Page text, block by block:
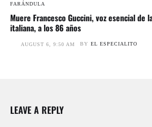
FARÁNDULA
Muere Francesco Guccini, voz esencial de
italiana, a los 86 años
AUGUST 6, 9:50 AM BY EL ESPECIALITO
LEAVE A REPLY